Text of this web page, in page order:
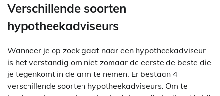
Verschillende soorten
hypotheekadviseurs
Wanneer je op zoek gaat naar een hypotheekadviseur
is het verstandig om niet zomaar de eerste de beste die
je tegenkomt in de arm te nemen. Er bestaan 4
verschillende soorten hypotheekadviseurs. Om te